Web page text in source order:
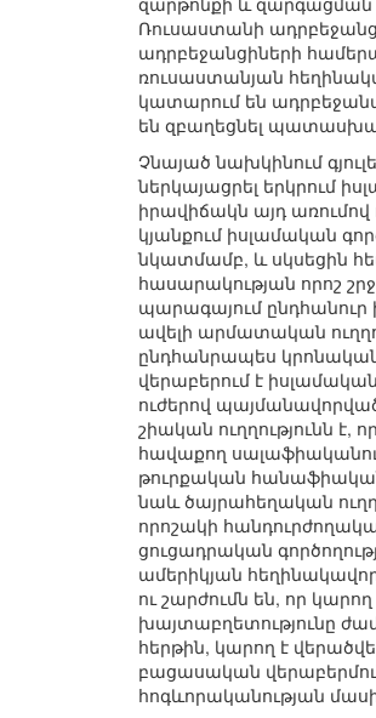
Ռուսաստանի
ադրբեջանցիների
ռուսաստանյան
կատարում են
են զբաղեցնել
Չնայած նախկինում
ներկայացրել երկրում
իրավիճակն այդ
կյանքում իսլամական
նկատմամբ, և սկսեցին
հասարակության որոշ
պարագայում
ավելի արմատական
ընդհանրապես
վերաբերում է
ուժերով
շիական ուղղությունն է,
հավաքող
թուրքական
նաև ծայրահեղական
որոշակի
ցուցադրական
ամերիկյան
ու շարժումն են, որ
խայտաբղետությունը
հերթին, կարող է
բացասական
հոգևորականության